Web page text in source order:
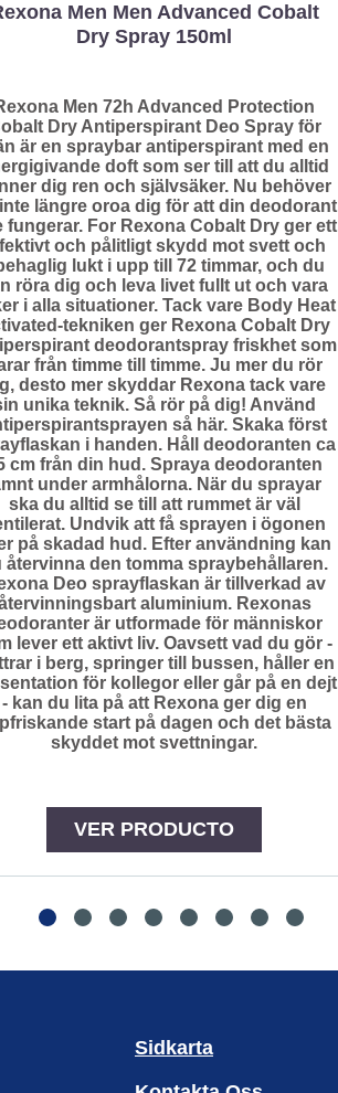
Men Men Advanced Cobalt
Dry Spray 150ml
Men 72h Advanced Protection
Dry Antiperspirant Deo Spray för
är en spraybar antiperspirant med en
doft som ser till att du alltid
dig ren och självsäker. Nu behöver
längre oroa dig för att din deodorant
fungerar. For Rexona Cobalt Dry ger ett
och pålitligt skydd mot svett och
lukt i upp till 72 timmar, och du
röra dig och leva livet fullt ut och vara
i alla situationer. Tack vare Body Heat
tekniken ger Rexona Cobalt Dry
deodorantspray friskhet som
från timme till timme. Ju mer du rör
desto mer skyddar Rexona tack vare
unika teknik. Så rör på dig! Använd
så här. Skaka först
i handen. Håll deodoranten ca
cm från din hud. Spraya deodoranten
under armhålorna. När du sprayar
ska du alltid se till att rummet är väl
Undvik att få sprayen i ögonen
på skadad hud. Efter användning kan
återvinna den tomma spraybehållaren.
Deo sprayflaskan är tillverkad av
aluminium. Rexonas
är utformade för människor
lever ett aktivt liv. Oavsett vad du gör -
i berg, springer till bussen, håller en
för kollegor eller går på en dejt
- kan du lita på att Rexona ger dig en
start på dagen och det bästa
skyddet mot svettningar.
VER PRODUCTO
Sidkarta